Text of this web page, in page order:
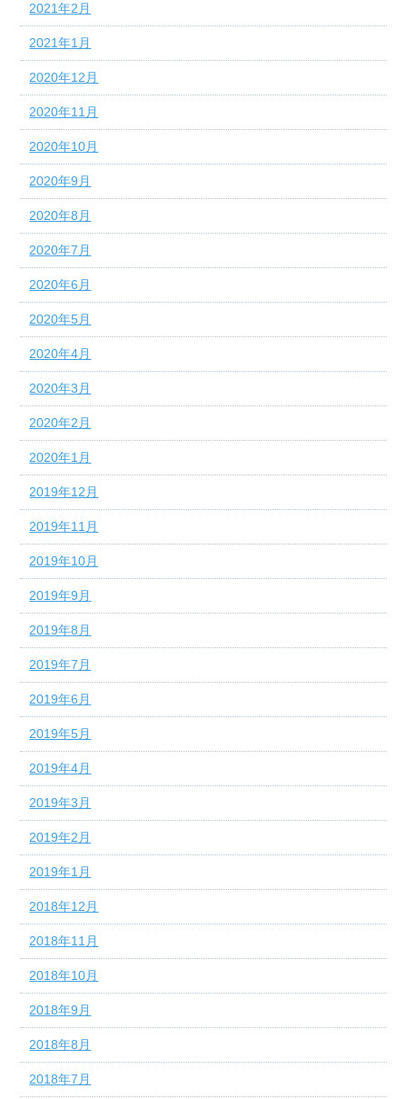
2021年2月
2021年1月
2020年12月
2020年11月
2020年10月
2020年9月
2020年8月
2020年7月
2020年6月
2020年5月
2020年4月
2020年3月
2020年2月
2020年1月
2019年12月
2019年11月
2019年10月
2019年9月
2019年8月
2019年7月
2019年6月
2019年5月
2019年4月
2019年3月
2019年2月
2019年1月
2018年12月
2018年11月
2018年10月
2018年9月
2018年8月
2018年7月